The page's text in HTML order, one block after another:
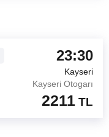
23:30
Kayseri
Kayseri Otogarı
2211 TL